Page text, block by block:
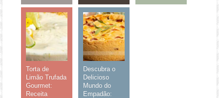
Torta de
Limão Trufada
Gourmet:
Receita
Descubra o
Delicioso
Mundo do
Empadão: